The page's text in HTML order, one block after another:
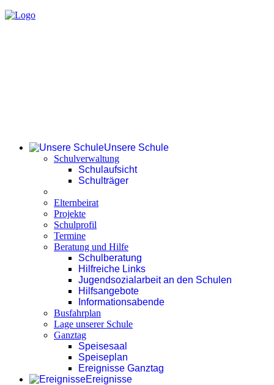
Unsere Schule
Schulverwaltung
Schulaufsicht
Schulträger
Elternbeirat
Projekte
Schulprofil
Termine
Beratung und Hilfe
Schulberatung
Hilfreiche Links
Jugendsozialarbeit an den Schulen
Hilfsangebote
Informationsabende
Busfahrplan
Lage unserer Schule
Ganztag
Speisesaal
Speiseplan
Ereignisse Ganztag
Ereignisse